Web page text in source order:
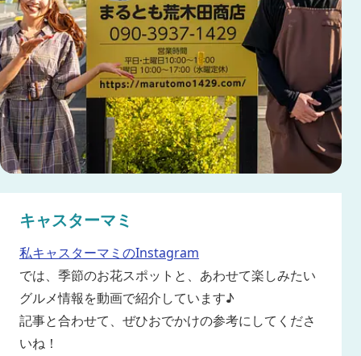
キャスターマミ
私キャスターマミのInstagram
では、季節のお花スポットと、あわせて楽しみたい
グルメ情報を動画で紹介しています♪
記事と合わせて、ぜひおでかけの参考にしてくださ
いね！